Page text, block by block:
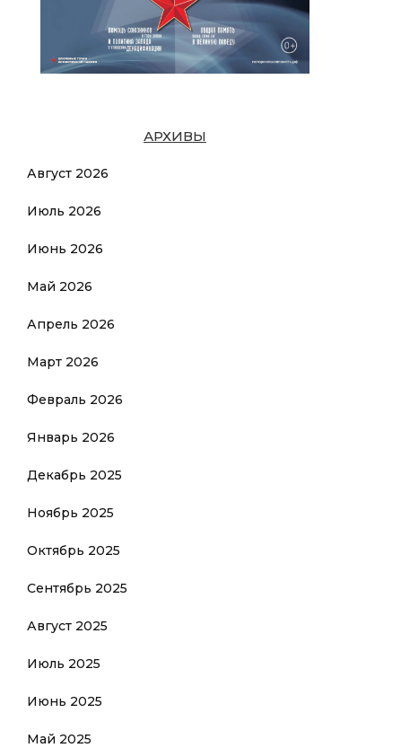
АРХИВЫ
Август 2026
Июль 2026
Июнь 2026
Май 2026
Апрель 2026
Март 2026
Февраль 2026
Январь 2026
Декабрь 2025
Ноябрь 2025
Октябрь 2025
Сентябрь 2025
Август 2025
Июль 2025
Июнь 2025
Май 2025